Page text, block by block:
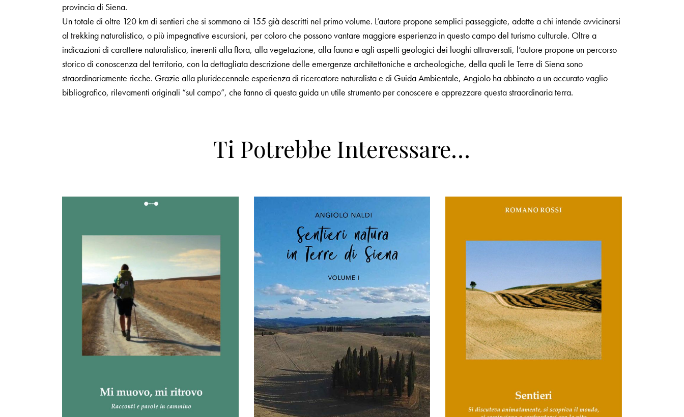
provincia di Siena.
Un totale di oltre 120 km di sentieri che si sommano ai 155 già descritti nel primo volume. L’autore propone semplici passeggiate, adatte a chi intende avvicinarsi
al trekking naturalistico, o più impegnative escursioni, per coloro che possono vantare maggiore esperienza in questo campo del turismo culturale. Oltre a
indicazioni di carattere naturalistico, inerenti alla flora, alla vegetazione, alla fauna e agli aspetti geologici dei luoghi attraversati, l’autore propone un percorso
storico di conoscenza del territorio, con la dettagliata descrizione delle emergenze architettoniche e archeologiche, della quali le Terre di Siena sono
straordinariamente ricche. Grazie alla pluridecennale esperienza di ricercatore naturalista e di Guida Ambientale, Angiolo ha abbinato a un accurato vaglio
bibliografico, rilevamenti originali “sul campo”, che fanno di questa guida un utile strumento per conoscere e apprezzare questa straordinaria terra.
Ti Potrebbe Interessare…